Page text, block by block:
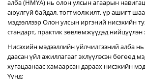
алба (НМҮА) нь олон улсын агаарын
аюулгүй байдал, тогтмолжилт, үр ашигт
мэдээллээр Олон улсын иргэний нисэхийн
стандарт, практик зөвлөмжүүдэд нийцүүлэн
Нисэхийн мэдээллийн үйлчилгээний алба
даасан үйл ажиллагааг эхлүүлэсэн бөгөөд
хугацаанаас хамаарсан дараах нисэхийн
Үүнд: